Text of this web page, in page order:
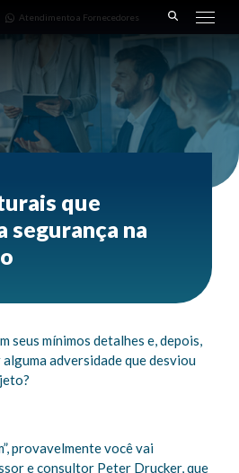
Atendimento a Fornecedores
que
segurança na
seus mínimos detalhes e, depois,
adversidade que desviou
provavelmente você vai
e consultor Peter Drucker, que